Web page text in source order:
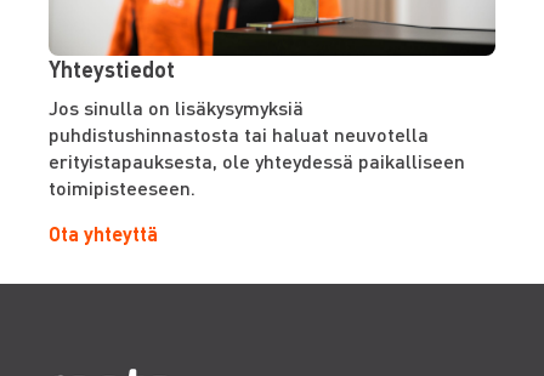
Yhteystiedot
Jos sinulla on lisäkysymyksiä
puhdistushinnastosta tai haluat neuvotella
erityistapauksesta, ole yhteydessä paikalliseen
toimipisteeseen.
Ota yhteyttä